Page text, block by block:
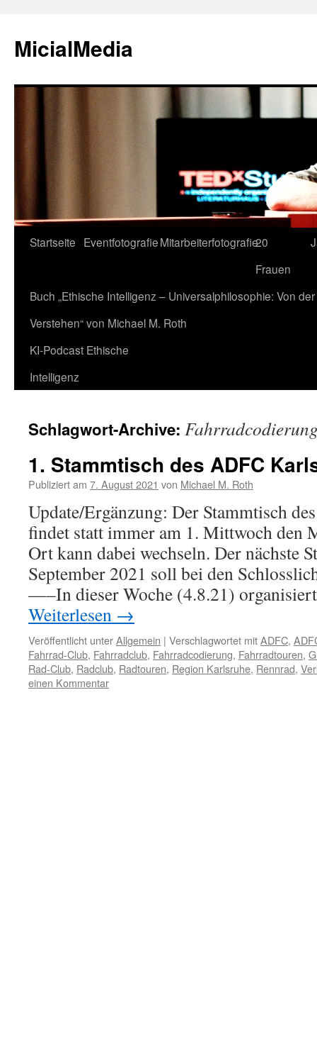
MicialMedia
Zum
springen
Startseite EventfotografieMitarbeiterfotografie20
Frauen
Buch „Ethische Intelligenz – Universalphilosophie: Von
Verstehen“ von Michael M. Roth
KI-Podcast Ethische
Intelligenz
Schlagwort-Archive:
1. Stammtisch des ADFC
Publiziert am 7. August 2021 von Michael M. Roth
Update/Ergänzung: Der Stammtisch
findet statt immer am 1. Mittwoch den
Ort kann dabei wechseln. Der nächste
September 2021 soll bei den
—–In dieser Woche (4.8.21)
Weiterlesen →
Veröffentlicht unterAllgemein | Verschlagwortet mitADFC,
Fahrrad-Club, Fahrradclub, Fahrradcodierung, Fahrradtouren,
Rad-Club, Radclub, Radtouren, Region Karlsruhe, Rennrad,
einen Kommentar